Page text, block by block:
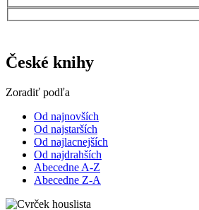
České knihy
Zoradiť podľa
Od najnovších
Od najstarších
Od najlacnejších
Od najdrahších
Abecedne A-Z
Abecedne Z-A